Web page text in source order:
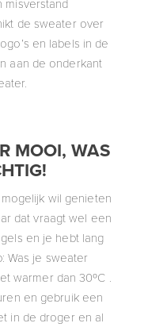
de sweater over
en labels in de
aan de onderkant
MOOI, WAS
wil genieten
dat vraagt wel een
en je hebt lang
Was je sweater
warmer dan 30ºC .
en gebruik een
in de droger en al